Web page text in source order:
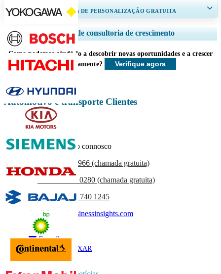
RECEBA DE 30 A 60 horas DE PERSONALIZAÇÃO GRATUITA
Ampliar a cobertura regional e por país, Análise de segmentos, Perfis de
empresas, Benchmarking competitivo, e insights sobre o usuário final.
Personalizar agora
Serviços de consultoria de crescimento
Como podemos ajudá-lo a descobrir novas oportunidades e a crescer
mais rapidamente?
Verifique agora
Automotivo e transporte Clientes
Entre em contacto connosco
+1 833 909 2966 (chamada gratuita)
+44 808 502 0280 (chamada gratuita)
(APAC) +91 744 740 1245
sales@fortunebusinessinsights.com
Chamado
E-mail
BAIXAR